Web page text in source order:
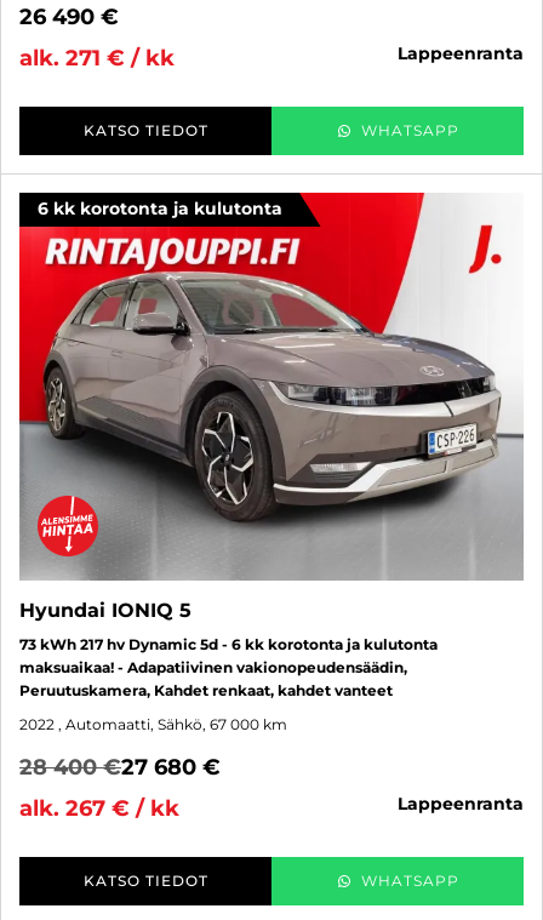
26 490 €
alk. 271 € / kk
lappeenranta
KATSO TIEDOT WHATSAPP
6 kk korotonta ja kulutonta
Hyundai IONIQ 5
73 kWh 217 hv Dynamic 5d - 6 kk korotonta ja kulutonta
maksuaikaa! - Adapatiivinen vakionopeudensäädin,
Peruutuskamera, Kahdet renkaat, kahdet vanteet
2022 , Automaatti, Sähkö, 67 000 km
28 400 €27 680 €
alk. 267 € / kk
lappeenranta
KATSO TIEDOT WHATSAPP